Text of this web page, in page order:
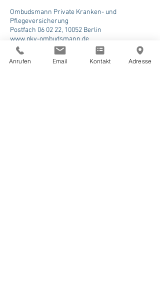
Ombudsmann Private Kranken- und
Pflegeversicherung
Postfach 06 02 22, 10052 Berlin
www.pkv-ombudsmann.de
Information zur Teilnahme am
Streitbeilegungsverfahren gemäß § 36
Anrufen Email Kontakt Adresse